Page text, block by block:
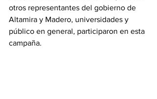
otros representantes del gobierno de
Altamira y Madero, universidades y
público en general, participaron en esta
campaña.